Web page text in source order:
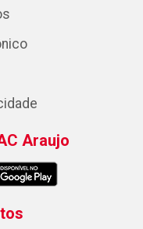
Araujo